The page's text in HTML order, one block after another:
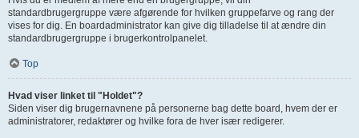
standardbrugergruppe være afgørende for hvilken gruppefarve og rang der
vises for dig. En boardadministrator kan give dig tilladelse til at ændre din
standardbrugergruppe i brugerkontrolpanelet.
Top
Hvad viser linket til "Holdet"?
Siden viser dig brugernavnene på personerne bag dette board, hvem der er
administratorer, redaktører og hvilke fora de hver især redigerer.